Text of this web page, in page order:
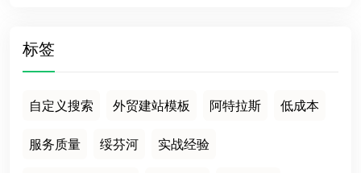
标签
自定义搜索 外贸建站模板 阿特拉斯 低成本
服务质量 绥芬河 实战经验